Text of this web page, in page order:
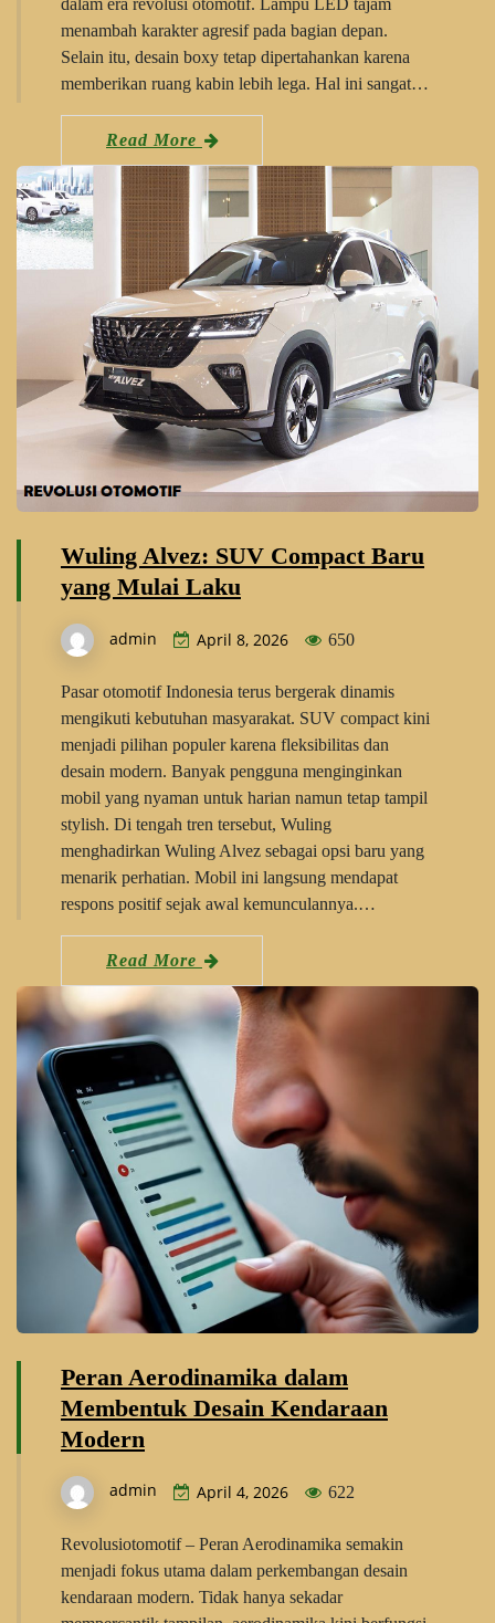
menambah karakter agresif pada bagian depan.
Selain itu, desain boxy tetap dipertahankan karena
memberikan ruang kabin lebih lega. Hal ini sangat…
Read More
Wuling Alvez: SUV Compact Baru
yang Mulai Laku
admin April 8, 2026 650
Pasar otomotif Indonesia terus bergerak dinamis
mengikuti kebutuhan masyarakat. SUV compact kini
menjadi pilihan populer karena fleksibilitas dan
desain modern. Banyak pengguna menginginkan
mobil yang nyaman untuk harian namun tetap tampil
stylish. Di tengah tren tersebut, Wuling
menghadirkan Wuling Alvez sebagai opsi baru yang
menarik perhatian. Mobil ini langsung mendapat
respons positif sejak awal kemunculannya.…
Read More
Peran Aerodinamika dalam
Membentuk Desain Kendaraan
Modern
admin April 4, 2026 622
Revolusiotomotif – Peran Aerodinamika semakin
menjadi fokus utama dalam perkembangan desain
kendaraan modern. Tidak hanya sekadar